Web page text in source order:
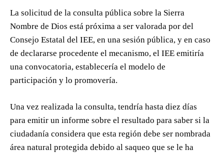
La solicitud de la consulta pública sobre la Sierra
Nombre de Dios está próxima a ser valorada por del
Consejo Estatal del IEE, en una sesión pública, y en caso
de declararse procedente el mecanismo, el IEE emitiría
una convocatoria, establecería el modelo de
participación y lo promovería.
Una vez realizada la consulta, tendría hasta diez días
para emitir un informe sobre el resultado para saber si la
ciudadanía considera que esta región debe ser nombrada
área natural protegida debido al saqueo que se le ha